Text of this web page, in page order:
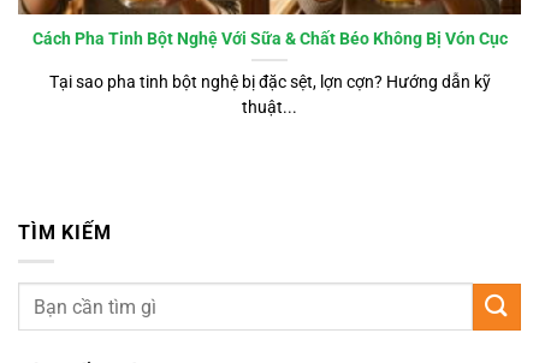
Cách Pha Tinh Bột Nghệ Với Sữa & Chất Béo Không Bị Vón Cục
Tại sao pha tinh bột nghệ bị đặc sệt, lợn cợn? Hướng dẫn kỹ
thuật...
TÌM KIẾM